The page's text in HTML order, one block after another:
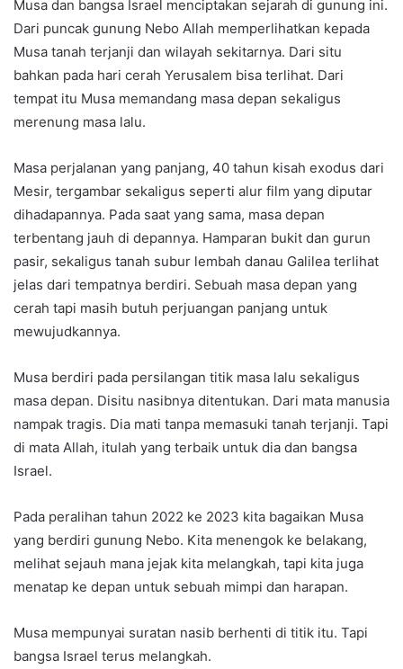
Musa dan bangsa Israel menciptakan sejarah di gunung ini.
Dari puncak gunung Nebo Allah memperlihatkan kepada
Musa tanah terjanji dan wilayah sekitarnya. Dari situ
bahkan pada hari cerah Yerusalem bisa terlihat. Dari
tempat itu Musa memandang masa depan sekaligus
merenung masa lalu.
Masa perjalanan yang panjang, 40 tahun kisah exodus dari
Mesir, tergambar sekaligus seperti alur film yang diputar
dihadapannya. Pada saat yang sama, masa depan
terbentang jauh di depannya. Hamparan bukit dan gurun
pasir, sekaligus tanah subur lembah danau Galilea terlihat
jelas dari tempatnya berdiri. Sebuah masa depan yang
cerah tapi masih butuh perjuangan panjang untuk
mewujudkannya.
Musa berdiri pada persilangan titik masa lalu sekaligus
masa depan. Disitu nasibnya ditentukan. Dari mata manusia
nampak tragis. Dia mati tanpa memasuki tanah terjanji. Tapi
di mata Allah, itulah yang terbaik untuk dia dan bangsa
Israel.
Pada peralihan tahun 2022 ke 2023 kita bagaikan Musa
yang berdiri gunung Nebo. Kita menengok ke belakang,
melihat sejauh mana jejak kita melangkah, tapi kita juga
menatap ke depan untuk sebuah mimpi dan harapan.
Musa mempunyai suratan nasib berhenti di titik itu. Tapi
bangsa Israel terus melangkah.